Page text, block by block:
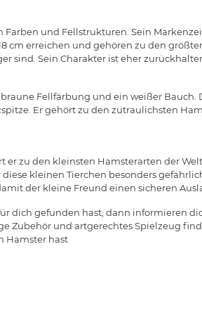
Farben und Fellstrukturen. Sein
cm erreichen und gehören zu den
sind. Sein Charakter ist eher
Fellfärbung und ein weißer Bauch.
Er gehört zu den zutraulichsten
er zu den kleinsten Hamsterarten der
kleinen Tierchen besonders
der kleine Freund einen sicheren
dich gefunden hast, dann informieren
Zubehör und artgerechtes Spielzeug
Hamster hast